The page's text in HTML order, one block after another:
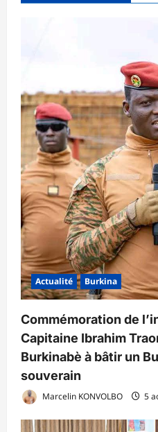
Actualité Burkina
Commémoration de
Capitaine Ibrahim
Burkinabè à bâtir un
souverain
Marcelin KONVOLBO 5